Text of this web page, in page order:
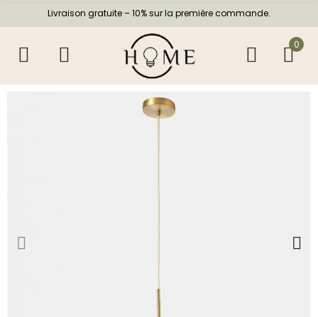
Livraison gratuite – 10% sur la première commande.
0